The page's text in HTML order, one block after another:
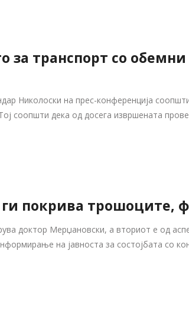
за транспорт со
Николоски на прес-конференција
соопшти дека од досега извршената
покрива трошоците,
доктор Мерџановски, а вториот е од
на јавноста за состојбата со